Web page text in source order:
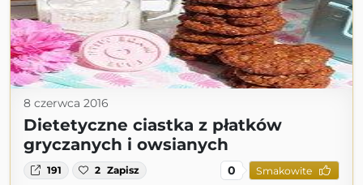
8 czerwca 2016
Dietetyczne ciastka z płatków
gryczanych i owsianych
191 2 Zapisz 0 Smakowite